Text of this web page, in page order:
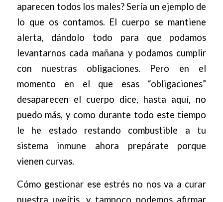
aparecen todos los males? Sería un ejemplo de
lo que os contamos. El cuerpo se mantiene
alerta, dándolo todo para que podamos
levantarnos cada mañana y podamos cumplir
con nuestras obligaciones. Pero en el
momento en el que esas “obligaciones”
desaparecen el cuerpo dice, hasta aquí, no
puedo más, y como durante todo este tiempo
le he estado restando combustible a tu
sistema inmune ahora prepárate porque
vienen curvas.
Cómo gestionar ese estrés no nos va a curar
nuestra uveítis, y tampoco podemos afirmar